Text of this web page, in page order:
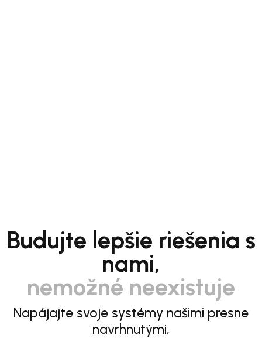
Budujte lepšie riešenia s
nami,
nemožné neexistuje
Napájajte svoje systémy našimi presne
navrhnutými,